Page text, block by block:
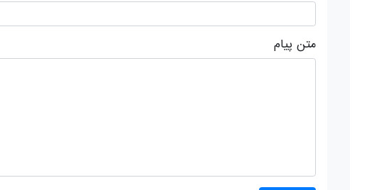
متن پیام